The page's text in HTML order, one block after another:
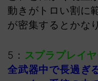
動きがトロい割に
が密集するとかな
5： スプラプレイ
全武器中で長過ぎ